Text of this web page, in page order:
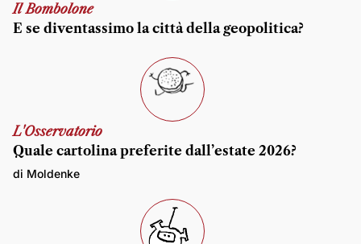
Il Bombolone
E se diventassimo la città della geopolitica?
L'Osservatorio
Quale cartolina preferite dall’estate 2026?
di Moldenke